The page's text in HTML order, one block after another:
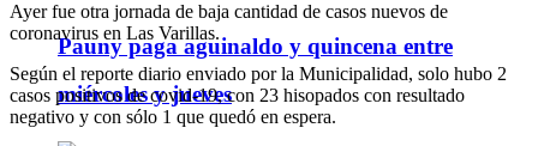
Pauny paga aguinaldo y quincena entre
miércoles y jueves
Ayer fue otra jornada de baja cantidad de casos nuevos de
coronavirus en Las Varillas.
Según el reporte diario enviado por la Municipalidad, solo hubo 2
casos positivos de covid-19, con 23 hisopados con resultado
negativo y con sólo 1 que quedó en espera.